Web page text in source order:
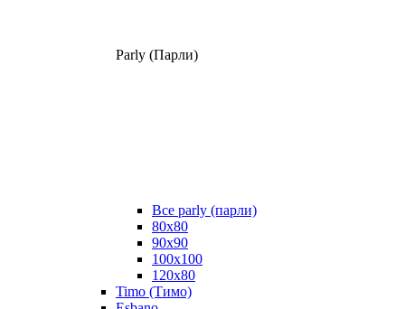
Parly (Парли)
Все parly (парли)
80x80
90x90
100x100
120x80
Timo (Тимо)